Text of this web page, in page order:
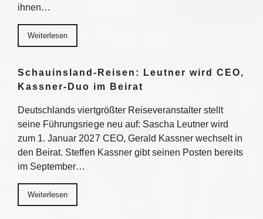
ihnen…
Weiterlesen
Schauinsland-Reisen: Leutner wird CEO,
Kassner-Duo im Beirat
Deutschlands viertgrößter Reiseveranstalter stellt
seine Führungsriege neu auf: Sascha Leutner wird
zum 1. Januar 2027 CEO, Gerald Kassner wechselt in
den Beirat. Steffen Kassner gibt seinen Posten bereits
im September…
Weiterlesen